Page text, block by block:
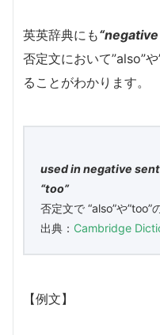
英英辞典にも
否定文において”also”
ることがわかります。
used in negative
“too”
否定文で “also”や”too”
出典： Cambridge
【例文】